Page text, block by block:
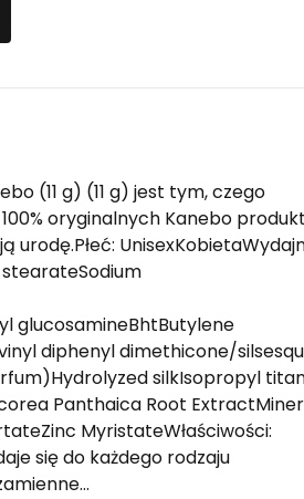
(11 g) (11 g) jest tym, czego
oryginalnych Kanebo
glucosamineBhtButylene
diphenyl dimethicone/
silkIsopropyl
Panthaica Root
MyristateWłaściwości:
się do każdego rodzaju